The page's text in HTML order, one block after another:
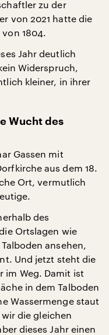
zu der
von 2021 hatte die
1804.
Jahr deutlich
Widerspruch,
kleiner, in ihrer
Wucht des
Gassen mit
aus dem 18.
Ort, vermutlich
des
Ortslagen wie
ansehen,
Und jetzt steht die
im Weg. Damit ist
in dem Talboden
Wassermenge staut
die gleichen
dieses Jahr einen